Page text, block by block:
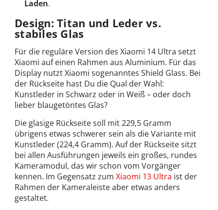
Laden.
Design: Titan und Leder vs.
stabiles Glas
Für die reguläre Version des Xiaomi 14 Ultra setzt
Xiaomi auf einen Rahmen aus Aluminium. Für das
Display nutzt Xiaomi sogenanntes Shield Glass. Bei
der Rückseite hast Du die Qual der Wahl:
Kunstleder in Schwarz oder in Weiß – oder doch
lieber blaugetöntes Glas?
Die glasige Rückseite soll mit 229,5 Gramm
übrigens etwas schwerer sein als die Variante mit
Kunstleder (224,4 Gramm). Auf der Rückseite sitzt
bei allen Ausführungen jeweils ein großes, rundes
Kameramodul, das wir schon vom Vorgänger
kennen. Im Gegensatz zum Xiaomi 13 Ultra ist der
Rahmen der Kameraleiste aber etwas anders
gestaltet.